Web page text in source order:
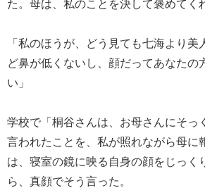
「私のほうが、どう見ても七海より美
ど鼻が低くないし、顔だってあなたの
い」
学校で「桐谷さんは、お母さんにそっ
言われたことを、私が照れながら母に
は、寝室の鏡に映る自身の顔をじっく
ら、真顔でそう言った。